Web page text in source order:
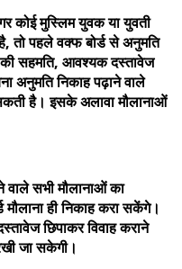
कोई मुस्लिम युवक या युवती
तो पहले वक्फ बोर्ड से अनुमति
की सहमति, आवश्यक दस्तावेज
अनुमति निकाह पढ़ाने वाले
है। इसके अलावा मौलानाओं
वाले सभी मौलानाओं का
ही निकाह करा सकेंगे।
छिपाकर विवाह कराने
जा सकेगी।